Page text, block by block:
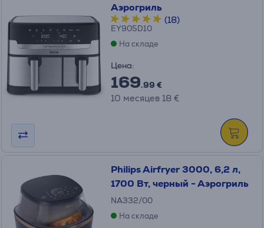
Аэрогриль
(18)
EY905D10
На складе
Цена:
169.99 €
10 месяцев 18 €
Philips Airfryer 3000, 6,2 л,
1700 Вт, черный - Аэрогриль
NA332/00
На складе